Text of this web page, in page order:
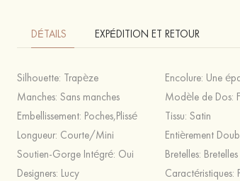
DÉTAILS EXPÉDITION ET RETOUR
Silhouette: Trapèze Encolure: Une
Manches: Sans manches Modèle de Dos:
Embellissement: Poches,Plissé Tissu: Satin
Longueur: Courte/Mini Entièrement
Soutien-Gorge Intégré: Oui Bretelles:
Designers: Lucy Caractéristiques: